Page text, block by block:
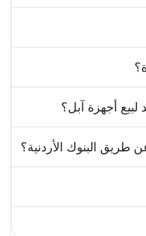
أجهزة آبل؟
البنوك الأردنية؟